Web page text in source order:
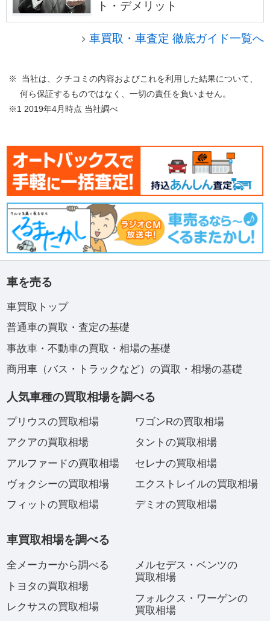
ト・デメリット
車買取・車査定 徹底ガイド一覧へ
※ 当社は、クチコミの内容およびこれを利用した結果について、
何ら保証するものではなく、一切の責任を負いません。
※1 2019年4月時点 当社調べ
車を売る
車買取トップ
普通車の買取・査定の基礎
事故車・不動車の買取・相場の基礎
商用車（バス・トラックなど）の買取・相場の基礎
人気車種の買取相場を調べる
プリウスの買取相場
アクアの買取相場
アルファードの買取相場
ヴォクシーの買取相場
フィットの買取相場
ワゴンRの買取相場
タントの買取相場
セレナの買取相場
エクストレイルの買取相場
デミオの買取相場
車買取相場を調べる
全メーカーから調べる
トヨタの買取相場
レクサスの買取相場
メルセデス・ベンツの
買取相場
フォルクス・ワーゲンの
買取相場